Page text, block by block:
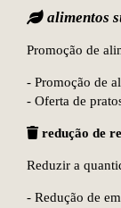
alimentos
Promoção de
- Promoção de
- Oferta de
redução de
Reduzir a
- Redução de